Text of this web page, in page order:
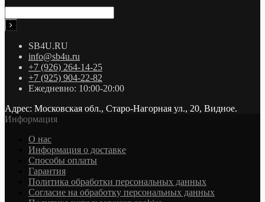
SB4U.RU
info@sb4u.ru
+7 (926) 264-14-25
+7 (925) 904-22-82
Ежедневно: 10:00-20:00
Адрес: Московская обл., Старо-Нагорная ул., 20, Видное.
Информация
О нас
Информация о доставке
Cпособы оплаты
Гарантия
Политика обработки персональных данных
Согласие на обработку персональных данных